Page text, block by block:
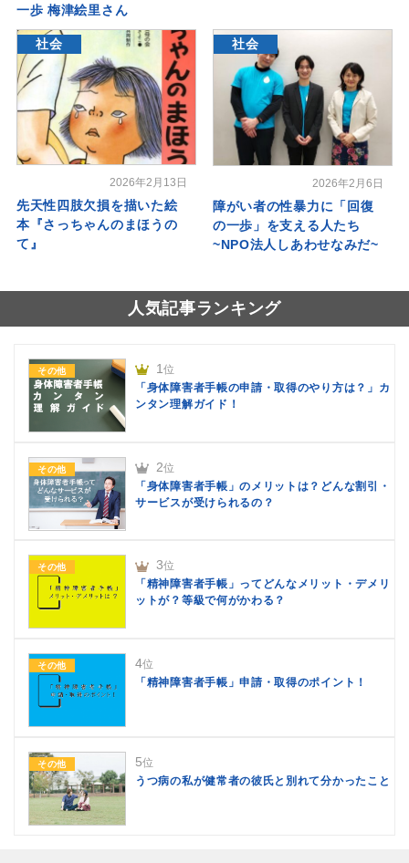
一歩 梅津絵里さん
社会
2026年2月13日
先天性四肢欠損を描いた絵
本『さっちゃんのまほうの
て』
社会
2026年2月6日
障がい者の性暴力に「回復
の一歩」を支える人たち
~NPO法人しあわせなみだ~
人気記事ランキング
その他 1 位
「身体障害者手帳の申請・取得のやり方は？」カ
ンタン理解ガイド！
その他 2位
「身体障害者手帳」のメリットは？どんな割引・
サービスが受けられるの？
その他 3位
「精神障害者手帳」ってどんなメリット・デメリ
ットが？等級で何がかわる？
その他 4位
「精神障害者手帳」申請・取得のポイント！
その他 5位
うつ病の私が健常者の彼氏と別れて分かったこと